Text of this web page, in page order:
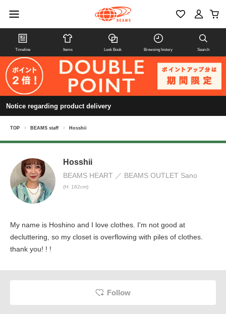
Timeline Items Look Book Browsing history Search
Notice regarding product delivery
TOP > BEAMS staff > Hosshii
Hosshii
BEAMS HEART BEAMS OUTLET Sano
(H: 162cm)
My name is Hoshino and I love clothes. I'm not good at
decluttering, so my closet is overflowing with piles of clothes.
thank you! ! !
Follow